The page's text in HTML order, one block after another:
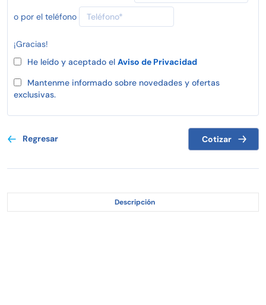
o por el teléfono
¡Gracias!
He leído y aceptado el Aviso de Privacidad
Mantenme informado sobre novedades y ofertas
exclusivas.
Regresar Cotizar
Descripción